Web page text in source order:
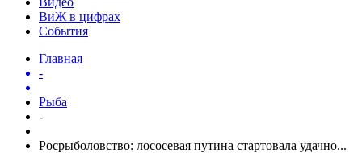
ВиЖ в цифрах
События
Главная
-
Рыба
-
Росрыболовство: лососевая путина стартовала удачно...